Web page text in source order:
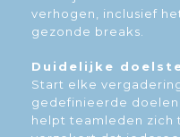
verhogen, inclusief
gezonde breaks.
Duidelijke
Start elke
gedefinieerde
helpt teamleden zich